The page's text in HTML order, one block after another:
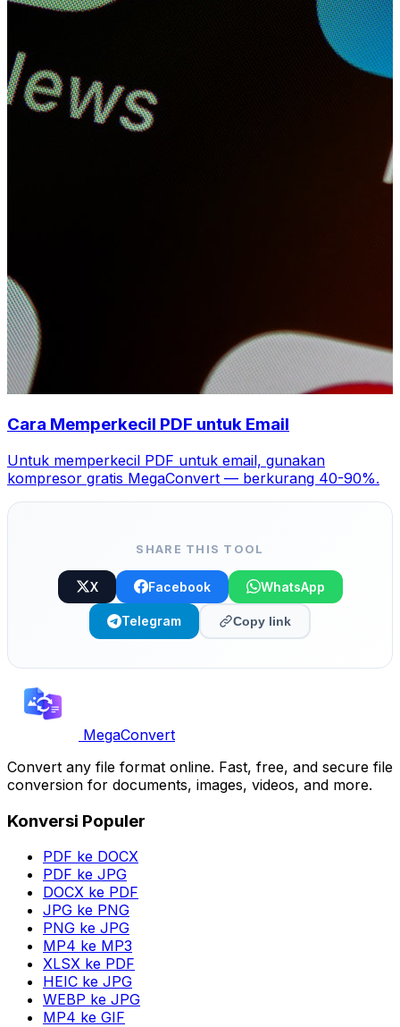
Cara Memperkecil PDF untuk Email
Untuk memperkecil PDF untuk email, gunakan
kompresor gratis MegaConvert — berkurang 40-90%.
SHARE THIS TOOL
X Facebook WhatsApp
Telegram Copy link
MegaConvert
Convert any file format online. Fast, free, and secure file
conversion for documents, images, videos, and more.
Konversi Populer
PDF ke DOCX
PDF ke JPG
DOCX ke PDF
JPG ke PNG
PNG ke JPG
MP4 ke MP3
XLSX ke PDF
HEIC ke JPG
WEBP ke JPG
MP4 ke GIF